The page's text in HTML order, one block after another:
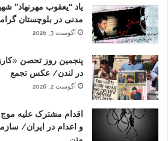
یاد “یعقوب مهرنهاد”
مدنی در بلوچستان
آگوست 3, 2026
پنجمین روز تحصن
در لندن/ عکس تجمع
آگوست 2, 2026
اقدام مشترک علیه
و اعدام در ایران/